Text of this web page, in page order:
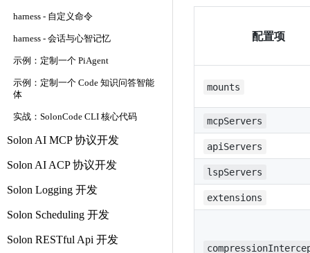
harness - 自定义命令
harness - 会话与心智记忆
示例：定制一个 PiAgent
示例：定制一个 Code 知识问答智能
体
实战：SolonCode CLI 核心代码
Solon AI MCP 协议开发
Solon AI ACP 协议开发
Solon Logging 开发
Solon Scheduling 开发
Solon RESTful Api 开发
配置项
mounts
mcpServers
apiServers
lspServers
extensions